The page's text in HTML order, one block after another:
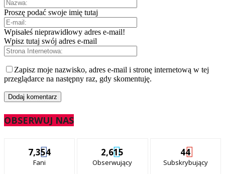
Proszę podać swoje imię tutaj
Wpisałeś nieprawidłowy adres e-mail!
Wpisz tutaj swój adres e-mail
Zapisz moje nazwisko, adres e-mail i stronę internetową w tej
przeglądarce na następny raz, gdy skomentuję.
OBSERWUJ NAS
7,354
Fani
2,615
Obserwujący
44
Subskrybujący